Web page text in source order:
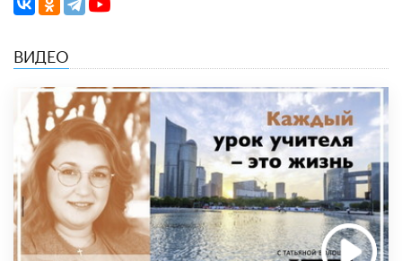
ВИДЕО